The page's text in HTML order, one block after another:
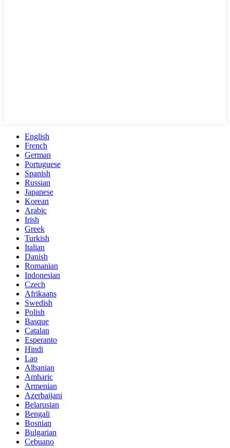
English
French
German
Portuguese
Spanish
Russian
Japanese
Korean
Arabic
Irish
Greek
Turkish
Italian
Danish
Romanian
Indonesian
Czech
Afrikaans
Swedish
Polish
Basque
Catalan
Esperanto
Hindi
Lao
Albanian
Amharic
Armenian
Azerbaijani
Belarusian
Bengali
Bosnian
Bulgarian
Cebuano